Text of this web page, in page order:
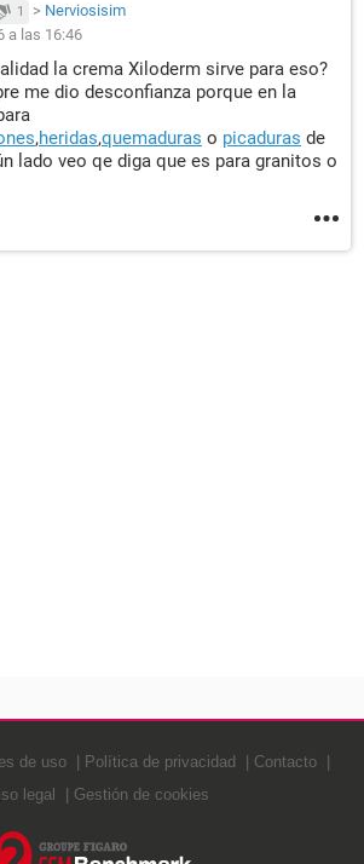
1 > Nerviosisim
a las 16:46
la crema Xiloderm sirve para eso?
me dio desconfianza porque en la
,heridas,quemaduras o picaduras de
lado veo qe diga que es para granitos o
de uso Política de privacidad
Contacto
legal
Gestión de cookies